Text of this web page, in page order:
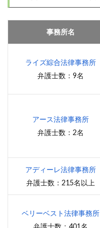
事務所名
ライズ綜合法律事務所
弁護士数：9名
アース法律事務所
弁護士数：2名
アディーレ法律事務所
弁護士数：215名以上
ベリーベスト法律事務所